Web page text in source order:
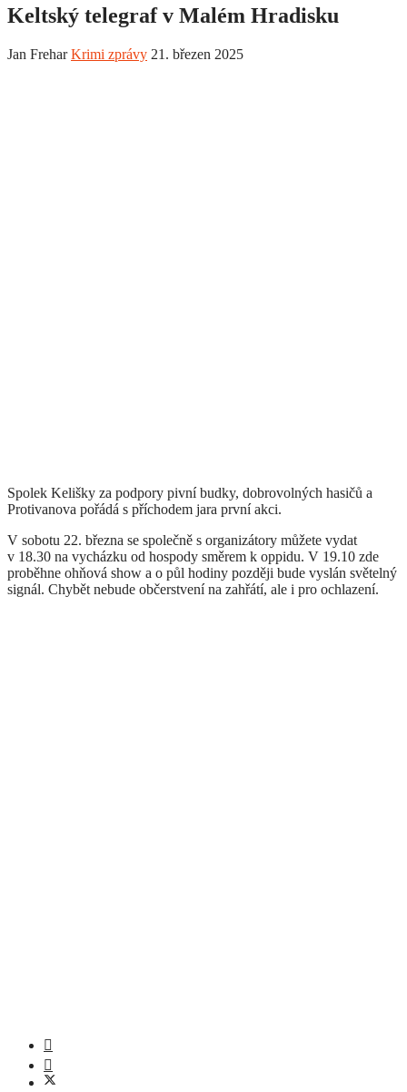
Keltský telegraf v Malém Hradisku
Jan Frehar Krimi zprávy 21. březen 2025
Spolek Kelišky za podpory pivní budky, dobrovolných hasičů a
Protivanova pořádá s příchodem jara první akci.
V sobotu 22. března se společně s organizátory můžete vydat
v 18.30 na vycházku od hospody směrem k oppidu. V 19.10 zde
proběhne ohňová show a o půl hodiny později bude vyslán světelný
signál. Chybět nebude občerstvení na zahřátí, ale i pro ochlazení.